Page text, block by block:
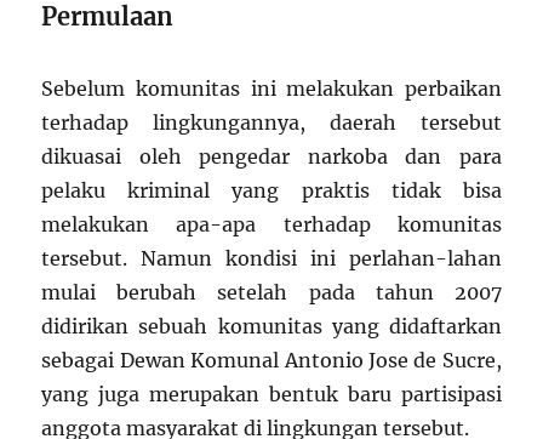
Permulaan
Sebelum komunitas ini melakukan perbaikan
terhadap lingkungannya, daerah tersebut
dikuasai oleh pengedar narkoba dan para
pelaku kriminal yang praktis tidak bisa
melakukan apa-apa terhadap komunitas
tersebut. Namun kondisi ini perlahan-lahan
mulai berubah setelah pada tahun 2007
didirikan sebuah komunitas yang didaftarkan
sebagai Dewan Komunal Antonio Jose de Sucre,
yang juga merupakan bentuk baru partisipasi
anggota masyarakat di lingkungan tersebut.